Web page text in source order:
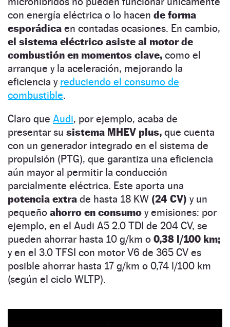
con energía eléctrica o lo hacen de forma
esporádica en contadas ocasiones. En cambio,
el sistema eléctrico asiste al motor de
combustión en momentos clave, como el
arranque y la aceleración, mejorando la
eficiencia y reduciendo el consumo de
combustible.
Claro que Audi, por ejemplo, acaba de
presentar su sistema MHEV plus, que cuenta
con un generador integrado en el sistema de
propulsión (PTG), que garantiza una eficiencia
aún mayor al permitir la conducción
parcialmente eléctrica. Este aporta una
potencia extra de hasta 18 KW (24 CV) y un
pequeño ahorro en consumo y emisiones: por
ejemplo, en el Audi A5 2.0 TDI de 204 CV, se
pueden ahorrar hasta 10 g/km o 0,38 l/100 km;
y en el 3.0 TFSI con motor V6 de 365 CV es
posible ahorrar hasta 17 g/km o 0,74 l/100 km
(según el ciclo WLTP).